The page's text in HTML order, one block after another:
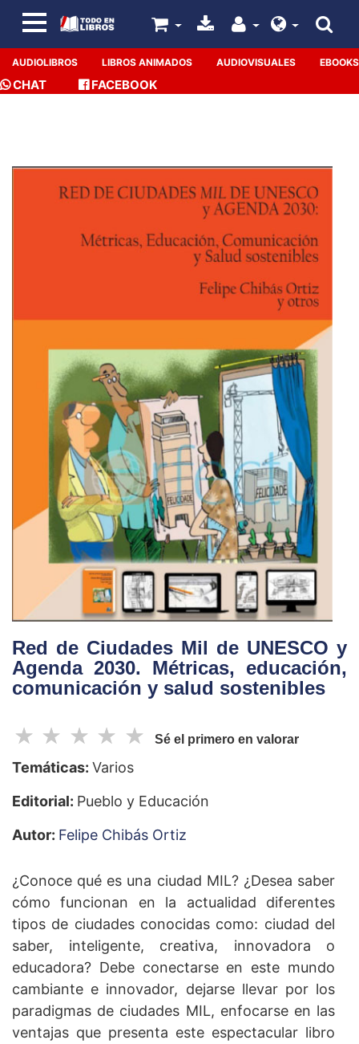
AUDIOLIBROS LIBROS ANIMADOS AUDIOVISUALES EBOOKS
CHAT FACEBOOK
Red de Ciudades Mil de UNESCO y
Agenda 2030. Métricas, educación,
comunicación y salud sostenibles
☆
☆
☆
☆
☆ Sé el primero en valorar
Temáticas: Varios
Editorial: Pueblo y Educación
Autor: Felipe Chibás Ortiz
¿Conoce qué es una ciudad MIL? ¿Desea saber
cómo funcionan en la actualidad diferentes
tipos de ciudades conocidas como: ciudad del
saber, inteligente, creativa, innovadora o
educadora? Debe conectarse en este mundo
cambiante e innovador, dejarse llevar por los
paradigmas de ciudades MIL, enfocarse en las
ventajas que presenta este espectacular libro